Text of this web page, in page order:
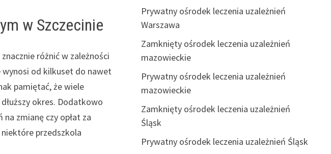
w Szczecinie
różnić w zależności
wynosi od kilkuset do nawet
pamiętać, że wiele
okres. Dodatkowo
zmianę czy opłat za
przedszkola
Prywatny ośrodek leczenia uzależnień
Warszawa
Zamknięty ośrodek leczenia uzależnień
mazowieckie
Prywatny ośrodek leczenia uzależnień
mazowieckie
Zamknięty ośrodek leczenia uzależnień
Śląsk
Prywatny ośrodek leczenia uzależnień Śląsk